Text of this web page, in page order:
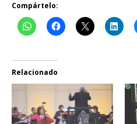
Compártelo:
Relacionado